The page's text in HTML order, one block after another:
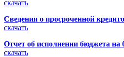
скачать
Сведения о просроченной
скачать
Отчет об исполнении бюджета на
скачать